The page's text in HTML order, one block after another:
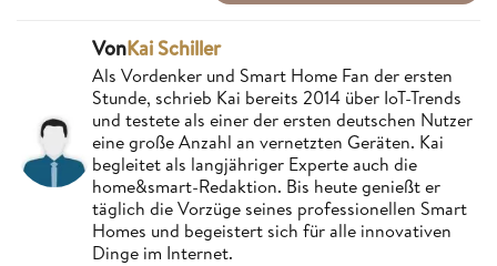
VonKai Schiller
Als Vordenker und Smart Home Fan der ersten
Stunde, schrieb Kai bereits 2014 über IoT-Trends
und testete als einer der ersten deutschen Nutzer
eine große Anzahl an vernetzten Geräten. Kai
begleitet als langjähriger Experte auch die
home&smart-Redaktion. Bis heute genießt er
täglich die Vorzüge seines professionellen Smart
Homes und begeistert sich für alle innovativen
Dinge im Internet.